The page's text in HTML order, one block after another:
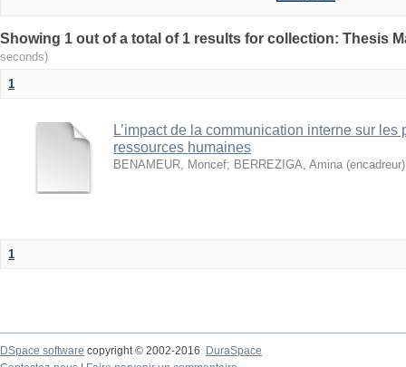
seconds)
1
L’impact de la communication interne sur
ressources humaines
BENAMEUR, Moncef; BERREZIGA, Amina (encadreur)
1
DSpace software copyright © 2002-2016
DuraSpace